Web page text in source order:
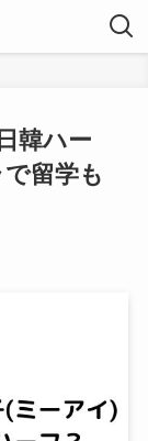
韓ハー
留学も